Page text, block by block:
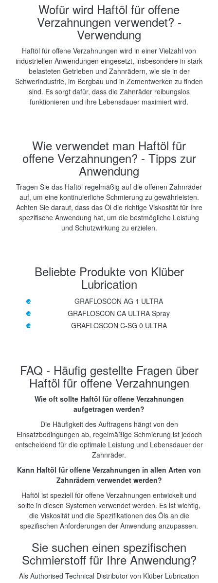
Wofür wird Haftöl für offene
Verzahnungen verwendet? -
Verwendung
Haftöl für offene Verzahnungen wird in einer Vielzahl von
industriellen Anwendungen eingesetzt, insbesondere in stark
belasteten Getrieben und Zahnrädern, wie sie in der
Schwerindustrie, im Bergbau und in Zementwerken zu finden
sind. Es sorgt dafür, dass die Zahnräder reibungslos
funktionieren und ihre Lebensdauer maximiert wird.
Wie verwendet man Haftöl für
offene Verzahnungen? - Tipps zur
Anwendung
Tragen Sie das Haftöl regelmäßig auf die offenen Zahnräder
auf, um eine kontinuierliche Schmierung zu gewährleisten.
Achten Sie darauf, dass das Öl die richtige Viskosität für Ihre
spezifische Anwendung hat, um die bestmögliche Leistung
und Schutzwirkung zu erzielen.
Beliebte Produkte von Klüber
Lubrication
GRAFLOSCON AG 1 ULTRA
GRAFLOSCON CA ULTRA Spray
GRAFLOSCON C-SG 0 ULTRA
FAQ - Häufig gestellte Fragen über
Haftöl für offene Verzahnungen
Wie oft sollte Haftöl für offene Verzahnungen
aufgetragen werden?
Die Häufigkeit des Auftragens hängt von den
Einsatzbedingungen ab, regelmäßige Schmierung ist jedoch
entscheidend für die optimale Leistung und Lebensdauer der
Zahnräder.
Kann Haftöl für offene Verzahnungen in allen Arten von
Zahnrädern verwendet werden?
Haftöl ist speziell für offene Verzahnungen entwickelt und
sollte in diesen Systemen verwendet werden. Es ist wichtig,
die Viskosität und die Spezifikationen des Öls an die
spezifischen Anforderungen der Anwendung anzupassen.
Sie suchen einen spezifischen
Schmierstoff für Ihre Anwendung?
Als Authorised Technical Distributor von Klüber Lubrication